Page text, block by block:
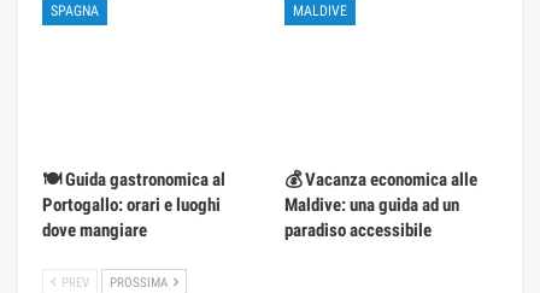
SPAGNA
🍽️ Guida gastronomica al
Portogallo: orari e luoghi
dove mangiare
MALDIVE
💰 Vacanza economica alle
Maldive: una guida ad un
paradiso accessibile
PREV PROSSIMA